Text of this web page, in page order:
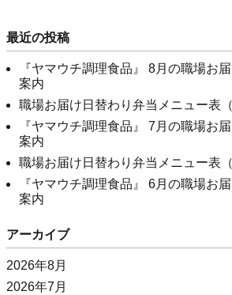
最近の投稿
『ヤマウチ調理食品』 8月の職場お
案内
職場お届け日替わり弁当メニュー表
『ヤマウチ調理食品』 7月の職場お
案内
職場お届け日替わり弁当メニュー表
『ヤマウチ調理食品』 6月の職場お
案内
アーカイブ
2026年8月
2026年7月